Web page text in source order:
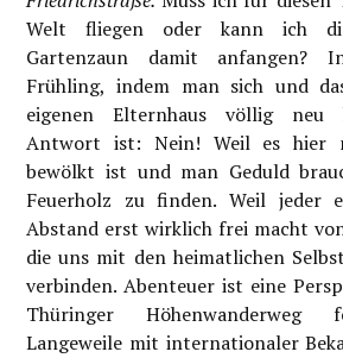
Welt fliegen oder kann ich
Gartenzaun damit anfangen?
Frühling, indem man sich und
eigenen Elternhaus völlig neu
Antwort ist: Nein! Weil es hier
bewölkt ist und man Geduld
Feuerholz zu finden. Weil jeder
Abstand erst wirklich frei macht
die uns mit den heimatlichen
verbinden. Abenteuer ist eine
Thüringer Höhenwanderweg
Langeweile mit internationaler